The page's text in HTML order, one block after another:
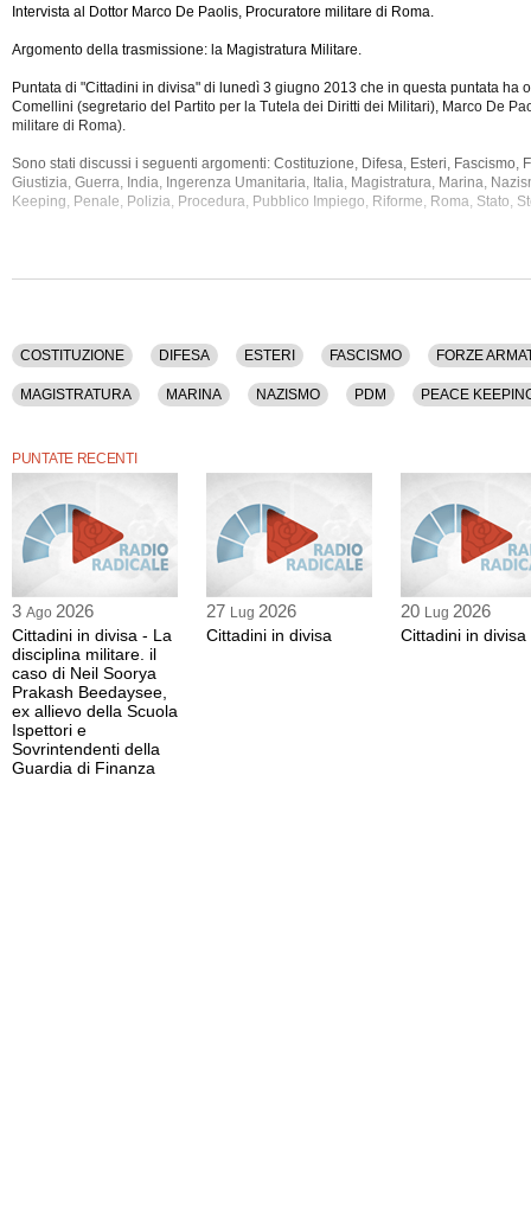
Intervista al Dottor Marco De Paolis, Procuratore militare di Roma.
Argomento della trasmissione: la Magistratura Militare.
Puntata di "Cittadini in divisa" di lunedì 3 giugno 2013 che in questa puntata ha
Comellini (segretario del Partito per la Tutela dei Diritti dei Militari), Marco De
militare di Roma).
Sono stati discussi i seguenti argomenti: Costituzione, Difesa, Esteri, Fascismo,
Giustizia, Guerra, India, Ingerenza Umanitaria, Italia, Magistratura, Marina,
Keeping, Penale, Polizia, Procedura, Pubblico Impiego, Riforme, Roma, Stato,
COSTITUZIONE DIFESA ESTERI FASCISMO FORZE
MAGISTRATURA MARINA NAZISMO PDM PEACE
PUNTATE RECENTI
3 Ago 2026
Cittadini in divisa - La
disciplina militare. il
caso di Neil Soorya
Prakash Beedaysee,
ex allievo della Scuola
Ispettori e
Sovrintendenti della
Guardia di Finanza
27 Lug 2026
Cittadini in divisa
20 Lug 2026
Cittadini in divisa